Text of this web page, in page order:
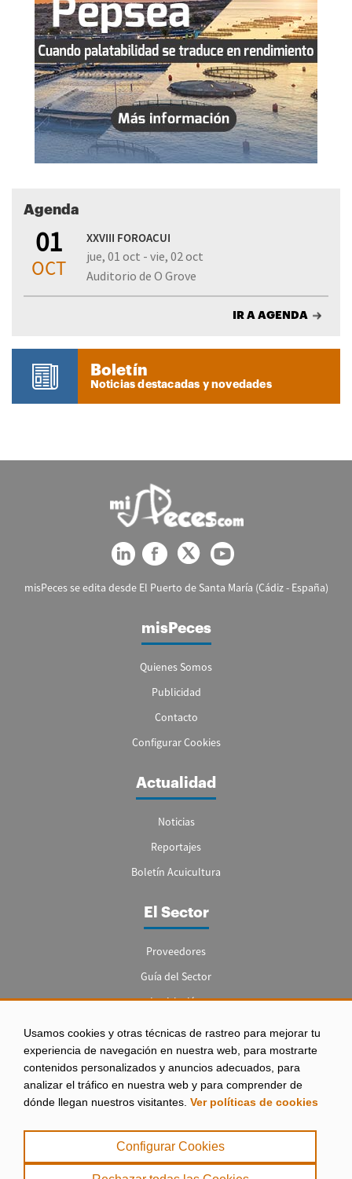
Usamos cookies y otras técnicas de rastreo para mejorar tu
experiencia de navegación en nuestra web, para mostrarte
contenidos personalizados y anuncios adecuados, para
analizar el tráfico en nuestra web y para comprender de
dónde llegan nuestros visitantes. Ver políticas de cookies
Configurar Cookies
Agenda
01
OCT
XXVIII FOROACUI
jue, 01 oct - vie, 02 oct
Auditorio de O Grove
IR A AGENDA
Boletín
Noticias destacadas y novedades
misPeces se edita desde El Puerto de Santa María (Cádiz - España)
misPeces
Quienes Somos
Publicidad
Contacto
Configurar Cookies
Actualidad
Noticias
Reportajes
Boletín Acuicultura
El Sector
Proveedores
Guía del Sector
Legislación
Empleo
Aviso legal
|
Política de Privacidad